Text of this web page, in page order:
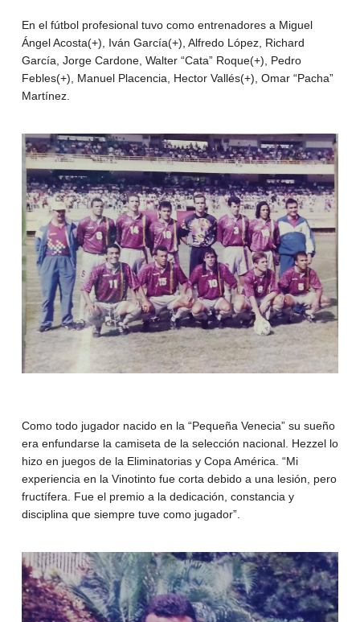
En el fútbol profesional tuvo como entrenadores a Miguel
Ángel Acosta(+), Iván García(+), Alfredo López, Richard
García, Jorge Cardone, Walter “Cata” Roque(+), Pedro
Febles(+), Manuel Placencia, Hector Vallés(+), Omar “Pacha”
Martínez.
Como todo jugador nacido en la “Pequeña Venecia” su sueño
era enfundarse la camiseta de la selección nacional. Hezzel lo
hizo en juegos de la Eliminatorias y Copa América. “Mi
experiencia en la Vinotinto fue corta debido a una lesión, pero
fructífera. Fue el premio a la dedicación, constancia y
disciplina que siempre tuve como jugador”.